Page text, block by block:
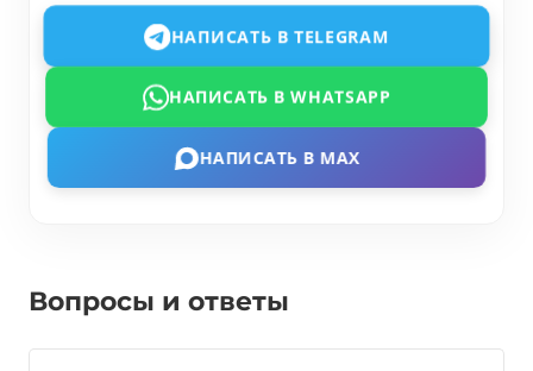
НАПИСАТЬ В TELEGRAM
НАПИСАТЬ В WHATSAPP
НАПИСАТЬ В MAX
Вопросы и ответы